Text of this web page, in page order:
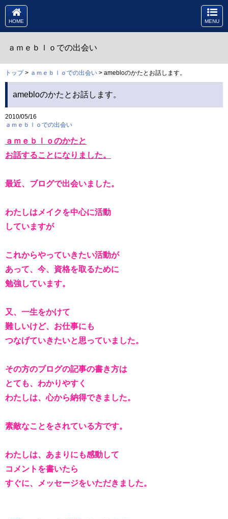
HOME MENU
ａｍｅｂｌｏでの出会い
トップ> ａｍｅｂｌｏでの出会い > amebloのかたとお話します。
amebloのかたとお話します。
2010/05/16
ａｍｅｂｌｏでの出会い
ａｍｅｂｌｏのかたと
お話することになりました。
最近、ブログで出会いました。
わたしはメイクを中心に活動
していますが
これからやっていきたい活動が
あって、今、資格を取るために
勉強しています。
又、一生をかけて
難しいけど、お仕事にも
つなげていきたいと思っていました。
その方のブログの記事の書き方は
とても、わかりやすく
わたしは、心から納得できました。
素敵なことをされている方です。
わたしは、あまりにも感動して
コメントを書いたら
すぐに、メッセージをいただきました。